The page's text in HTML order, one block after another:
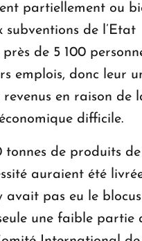
partiellement ou
subventions de l’Etat
de 5 100
emplois, donc leur
revenus en raison de
difficile.
tonnes de produits de
auraient été
avait pas eu le
une faible partie